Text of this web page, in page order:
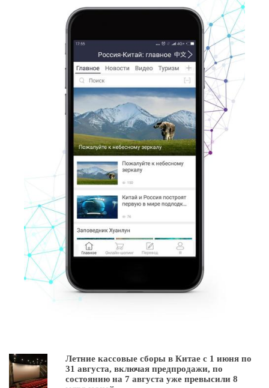
Летние кассовые сборы в Китае с 1 июня по
31 августа, включая предпродажи, по
состоянию на 7 августа уже превысили 8